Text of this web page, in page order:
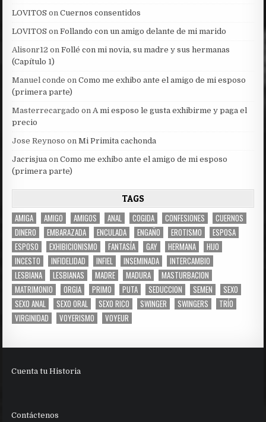
LOVITOS onCuernos consentidos
LOVITOS onFollando con un amigo delante de mi marido
Alisonr12 onFollé con mi novia, su madre y sus hermanas
(Capítulo 1)
Manuel conde onComo me exhibo ante el amigo de mi esposo
(primera parte)
Masterrecargado onA mi esposo le gusta exhibirme y paga el
precio
Jose Reynoso onMi Primita cachonda
Jacrisjua onComo me exhibo ante el amigo de mi esposo
(primera parte)
TAGS
AMIGA AMIGO AMIGOS ANAL COGIDA CONFESIONES
CUERNOS
DINERO
EMBARAZADA ENCULADA ENGAÑO EROTISMO
ESPOSA
ESPOSO
EXHIBICIONISMO FANTASÍA GAY HERMANA
HIJO
INCESTO
INFIDELIDAD INFIEL INSEMINADA
INTERCAMBIO
LESBIANA
LESBIANAS MADRE MADURA
MASTURBACION
MATRIMONIO
ORGIA PRIMO PUTA SEDUCCION SEMEN
SEXO
SEXO ANAL
SEXO ORAL SEXO RICO SWINGER SWINGERS
TRÍO
VIRGINIDAD
VOYERISMO VOYEUR
Cuenta tu Historia
Contáctenos